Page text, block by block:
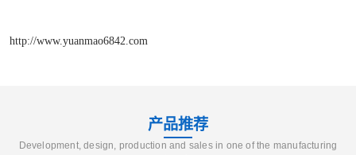
http://www.yuanmao6842.com
产品推荐
Development, design, production and sales in one of the manufacturing